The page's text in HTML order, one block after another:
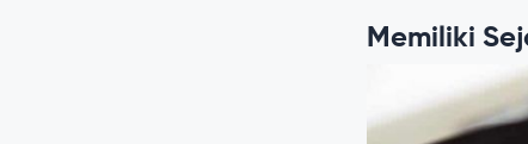
Memiliki